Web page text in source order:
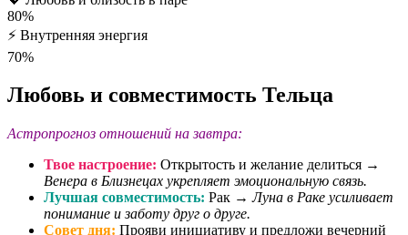
80%
⚡ Внутренняя энергия
70%
Любовь и совместимость Тельца
Астропрогноз отношений на завтра:
Твое настроение: Открытость и желание делиться →
Венера в Близнецах укрепляет эмоциональную связь.
Лучшая совместимость: Рак →Луна в Раке усиливает
понимание и заботу друг о друге.
Совет дня: Прояви инициативу и предложи вечерний